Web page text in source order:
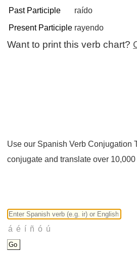
Past Participle
raído
Present Participle rayendo
Want to print this verb chart?
Use our Spanish Verb Conjugation
conjugate and translate over